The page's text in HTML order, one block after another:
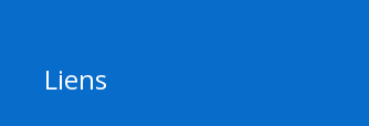
Liens